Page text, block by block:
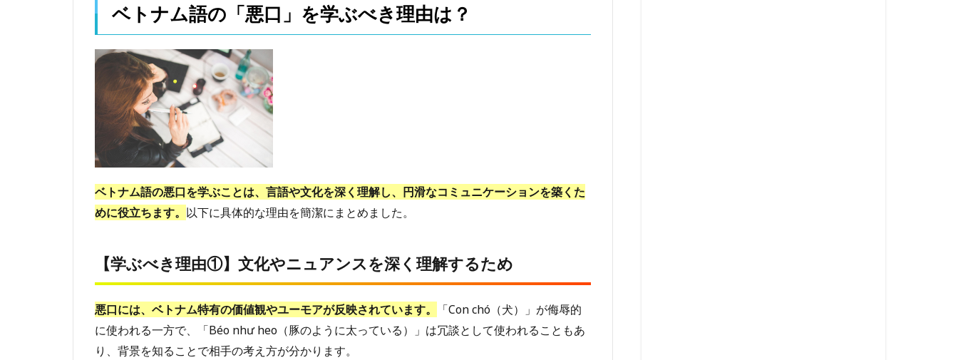
ぶべ
き理
由
①】
文化
やニ
ュア
ンス
を深
く理
解す
め
1.2
き理
由
②】
コミ
ュニ
ケー
ショ
ベトナム語の「悪口」を学ぶべき理由は？
ベトナム語の悪口を学ぶことは、言語や文化を深く理解し、円滑なコミュニケーションを築くた
めに役立ちます。 以下に具体的な理由を簡潔にまとめました。
【学ぶべき理由①】文化やニュアンスを深く理解するため
悪口には、ベトナム特有の価値観やユーモアが反映されています。
「Con chó（犬）」が侮辱的
に使われる一方で、「Béo như heo（豚のように太っている）」は冗談として使われることもあ
り、背景を知ることで相手の考え方が分かります。